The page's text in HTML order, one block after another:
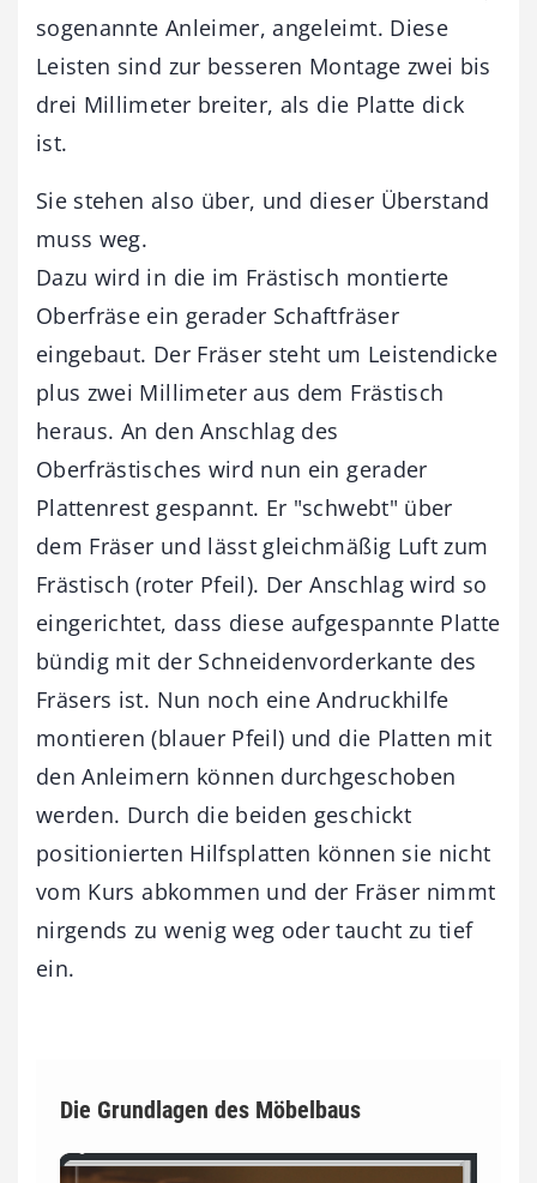
sogenannte Anleimer, angeleimt. Diese
Leisten sind zur besseren Montage zwei bis
drei Millimeter breiter, als die Platte dick
ist.
Sie stehen also über, und dieser Überstand
muss weg.
Dazu wird in die im Frästisch montierte
Oberfräse ein gerader Schaftfräser
eingebaut. Der Fräser steht um Leistendicke
plus zwei Millimeter aus dem Frästisch
heraus. An den Anschlag des
Oberfrästisches wird nun ein gerader
Plattenrest gespannt. Er "schwebt" über
dem Fräser und lässt gleichmäßig Luft zum
Frästisch (roter Pfeil). Der Anschlag wird so
eingerichtet, dass diese aufgespannte Platte
bündig mit der Schneidenvorderkante des
Fräsers ist. Nun noch eine Andruckhilfe
montieren (blauer Pfeil) und die Platten mit
den Anleimern können durchgeschoben
werden. Durch die beiden geschickt
positionierten Hilfsplatten können sie nicht
vom Kurs abkommen und der Fräser nimmt
nirgends zu wenig weg oder taucht zu tief
ein.
Die Grundlagen des Möbelbaus